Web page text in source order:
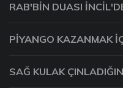
RAB'BIN DUASI
PIYANGO KAZANMAK
SAĞ KULAK